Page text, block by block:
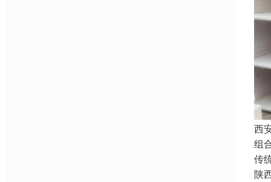
西
组
传
陕